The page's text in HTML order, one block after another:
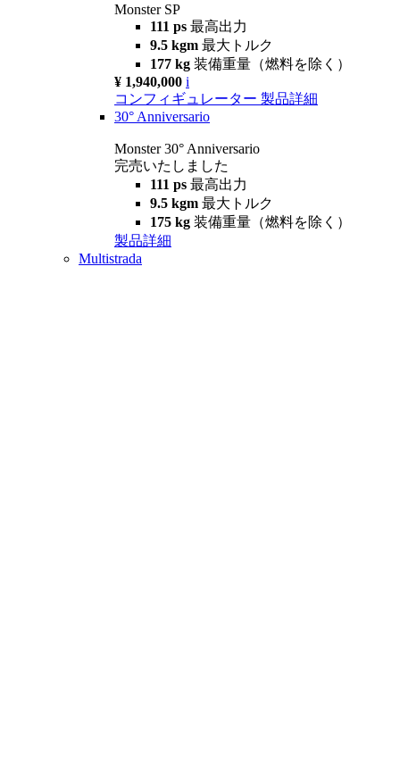
Monster SP
111 ps 最高出力
9.5 kgm 最大トルク
177 kg 装備重量（燃料を除く）
¥ 1,940,000 i
コンフィギュレーター 製品詳細
30° Anniversario
Monster 30° Anniversario
完売いたしました
111 ps 最高出力
9.5 kgm 最大トルク
175 kg 装備重量（燃料を除く）
製品詳細
Multistrada